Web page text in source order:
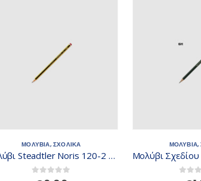
ΜΟΛΥΒΙΑ, ΣΧΟΛΙΚΑ
Μολύβι Steadtler Noris 120-2 710504
out of 5
ΜΟΛΥΒΙΑ,
out